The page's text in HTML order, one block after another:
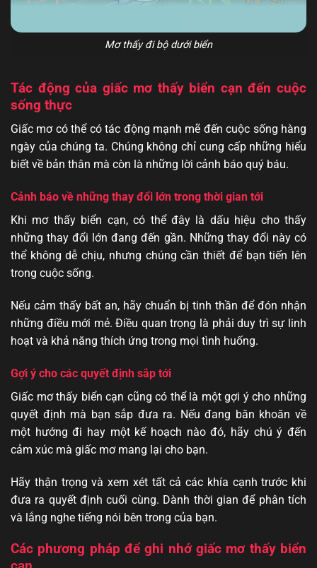
Mơ thấy đi bộ dưới biển
Tác động của giấc mơ thấy biển cạn đến cuộc
sống thực
Giấc mơ có thể có tác động mạnh mẽ đến cuộc sống hàng
ngày của chúng ta. Chúng không chỉ cung cấp những hiểu
biết về bản thân mà còn là những lời cảnh báo quý báu.
Cảnh báo về những thay đổi lớn trong thời gian tới
Khi mơ thấy biển cạn, có thể đây là dấu hiệu cho thấy
những thay đổi lớn đang đến gần. Những thay đổi này có
thể không dễ chịu, nhưng chúng cần thiết để bạn tiến lên
trong cuộc sống.
Nếu cảm thấy bất an, hãy chuẩn bị tinh thần để đón nhận
những điều mới mẻ. Điều quan trọng là phải duy trì sự linh
hoạt và khả năng thích ứng trong mọi tình huống.
Gợi ý cho các quyết định sắp tới
Giấc mơ thấy biển cạn cũng có thể là một gợi ý cho những
quyết định mà bạn sắp đưa ra. Nếu đang băn khoăn về
một hướng đi hay một kế hoạch nào đó, hãy chú ý đến
cảm xúc mà giấc mơ mang lại cho bạn.
Hãy thận trọng và xem xét tất cả các khía cạnh trước khi
đưa ra quyết định cuối cùng. Dành thời gian để phân tích
và lắng nghe tiếng nói bên trong của bạn.
Các phương pháp để ghi nhớ giấc mơ thấy biển